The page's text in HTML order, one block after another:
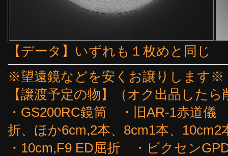
【データ】いずれも１枚めと同じ
※望遠鏡などを安くお譲りします※
【譲渡予定の物】（オク出品した
・GS200RC鏡筒 ・旧AR-1赤道
折、ほか6cm,2本、8cm1本、10cm2
・10cm,F9 ED屈折 ・ビクセン